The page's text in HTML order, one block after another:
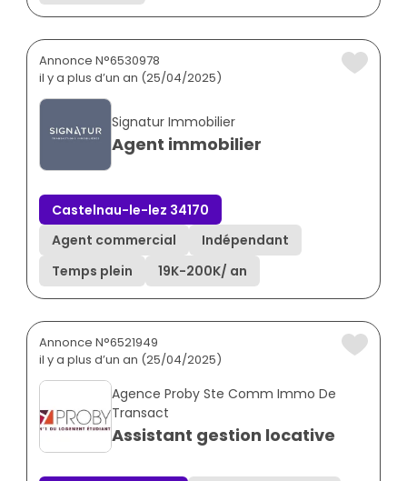
Annonce N°6530978
il y a plus d’un an (25/04/2025)
Signatur Immobilier
Agent immobilier
Castelnau-le-lez 34170
Agent commercial
Indépendant
Temps plein
19K-200K/ an
Annonce N°6521949
il y a plus d’un an (25/04/2025)
Agence Proby Ste Comm Immo De
Transact
Assistant gestion locative